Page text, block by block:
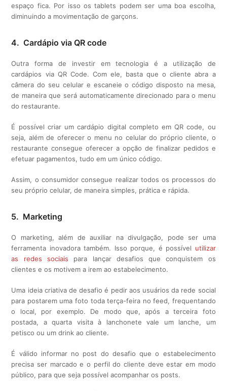
espaço fica. Por isso os tablets podem ser uma boa escolha,
diminuindo a movimentação de garçons.
4. Cardápio via QR code
Outra forma de investir em tecnologia é a utilização de
cardápios via QR Code. Com ele, basta que o cliente abra a
câmera do seu celular e escaneie o código disposto na mesa,
de maneira que será automaticamente direcionado para o menu
do restaurante.
É possível criar um cardápio digital completo em QR code, ou
seja, além de oferecer o menu no celular do próprio cliente, o
restaurante consegue oferecer a opção de finalizar pedidos e
efetuar pagamentos, tudo em um único código.
Assim, o consumidor consegue realizar todos os processos do
seu próprio celular, de maneira simples, prática e rápida.
5. Marketing
O marketing, além de auxiliar na divulgação, pode ser uma
ferramenta inovadora também. Isso porque, é possível utilizar
as redes sociais para lançar desafios que conquistem os
clientes e os motivem a irem ao estabelecimento.
Uma ideia criativa de desafio é pedir aos usuários da rede social
para postarem uma foto toda terça-feira no feed, frequentando
o local, por exemplo. De modo que, após a terceira foto
postada, a quarta visita à lanchonete vale um lanche, um
petisco ou um drink ao cliente.
É válido informar no post do desafio que o estabelecimento
precisa ser marcado e o perfil do cliente deve estar em modo
público, para que seja possível acompanhar os posts.